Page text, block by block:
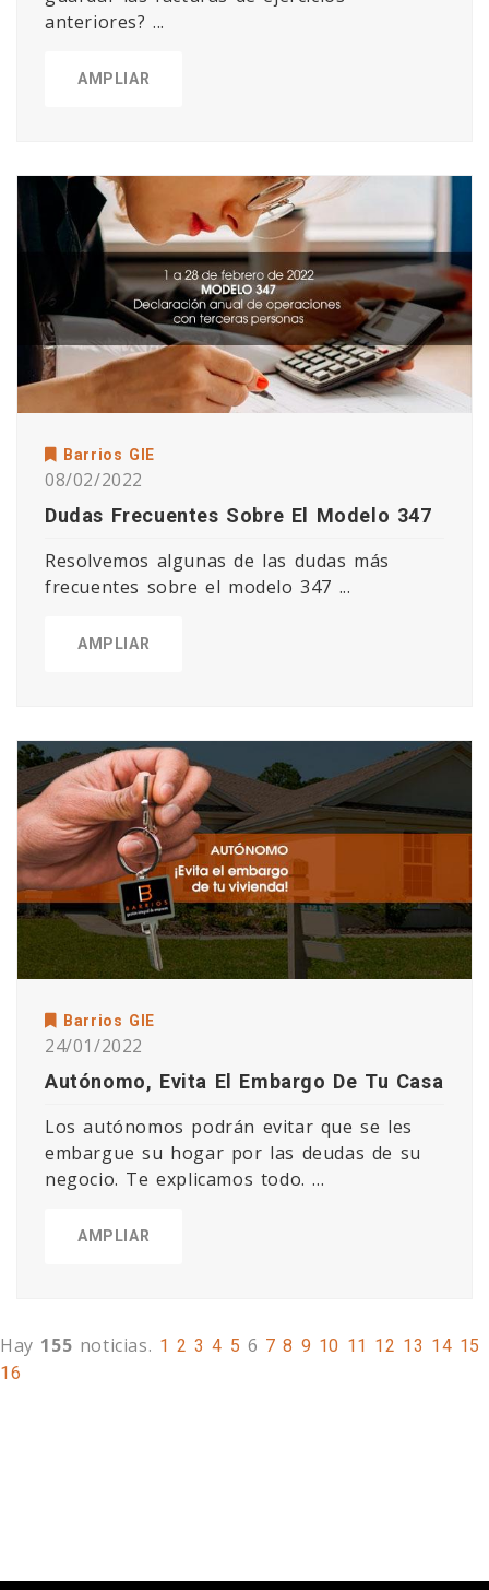
anteriores? ...
AMPLIAR
Barrios GIE
08/02/2022
Dudas Frecuentes Sobre El Modelo 347
Resolvemos algunas de las dudas más
frecuentes sobre el modelo 347 ...
AMPLIAR
Barrios GIE
24/01/2022
Autónomo, Evita El Embargo De Tu Casa
Los autónomos podrán evitar que se les
embargue su hogar por las deudas de su
negocio. Te explicamos todo. ...
AMPLIAR
Hay 155 noticias. 1 2 3 4 5 6 7 8 9 10 11 12 13 14 15
16